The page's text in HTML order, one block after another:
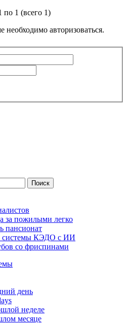
по 1 (всего 1)
необходимо авторизоваться.
за пожилыми легко
пансионат
системы КЭДО с ИИ
со фриспинами
день
неделе
месяце